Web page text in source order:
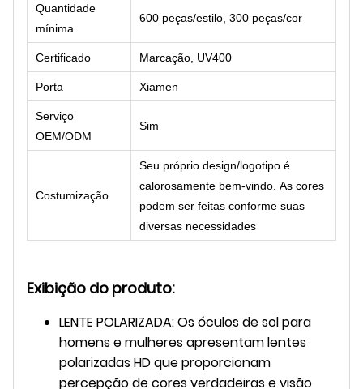
Quantidade
mínima
600 peças/estilo, 300 peças/cor
Certificado Marcação, UV400
Porta Xiamen
Serviço
OEM/ODM
Sim
Costumização
Seu próprio design/logotipo é
calorosamente bem-vindo. As cores
podem ser feitas conforme suas
diversas necessidades
Exibição do produto:
LENTE POLARIZADA: Os óculos de sol para
homens e mulheres apresentam lentes
polarizadas HD que proporcionam
percepção de cores verdadeiras e visão